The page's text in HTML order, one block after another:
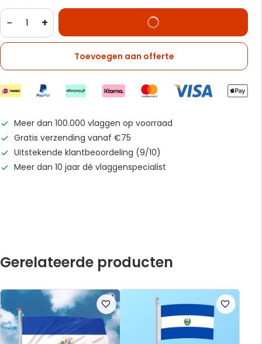
− +
Toevoegen aan offerte
Meer dan 100.000 vlaggen op voorraad
Gratis verzending vanaf €75
Uitstekende klantbeoordeling (9/10)
Meer dan 10 jaar dé vlaggenspecialist
Gerelateerde producten
Voeg
toe
aan
verlanglijst
Voeg
toe